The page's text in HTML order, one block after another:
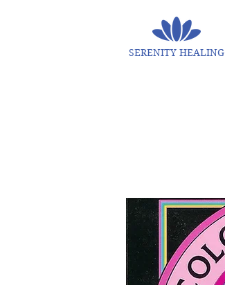
SERENITY HEALING